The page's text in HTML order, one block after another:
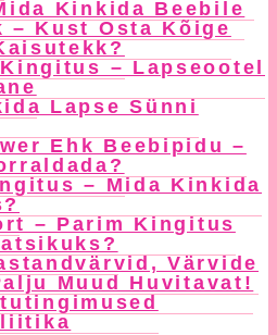
Kinkida Beebile
– Kust Osta Kõige
– Lapseootel
Lapse Sünni
Ehk Beebipidu –
– Mida Kinkida
– Parim Kingitus
Värvide
Muud Huvitavat!